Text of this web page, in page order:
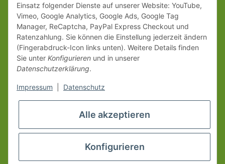
Einsatz folgender Dienste auf unserer Website: YouTube,
Vimeo, Google Analytics, Google Ads, Google Tag
Manager, ReCaptcha, PayPal Express Checkout und
Ratenzahlung. Sie können die Einstellung jederzeit ändern
(Fingerabdruck-Icon links unten). Weitere Details finden
Sie unter Konfigurieren und in unserer
Datenschutzerklärung.
Impressum Datenschutz
Alle akzeptieren
Konfigurieren